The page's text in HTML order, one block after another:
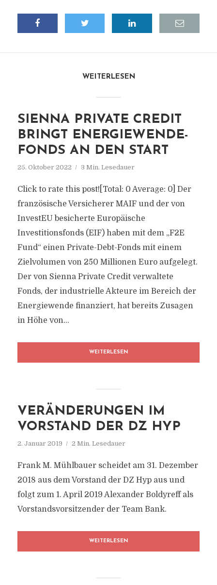
WEITERLESEN
SIENNA PRIVATE CREDIT
BRINGT ENERGIEWENDE-
FONDS AN DEN START
25. Oktober 2022 3 Min. Lesedauer
Click to rate this post![Total: 0 Average: 0] Der
französische Versicherer MAIF und der von
InvestEU besicherte Europäische
Investitionsfonds (EIF) haben mit dem „F2E
Fund“ einen Private-Debt-Fonds mit einem
Zielvolumen von 250 Millionen Euro aufgelegt.
Der von Sienna Private Credit verwaltete
Fonds, der industrielle Akteure im Bereich der
Energiewende finanziert, hat bereits Zusagen
in Höhe von...
WEITERLESEN
VERÄNDERUNGEN IM
VORSTAND DER DZ HYP
2. Januar 2019 2 Min. Lesedauer
Frank M. Mühlbauer scheidet am 31. Dezember
2018 aus dem Vorstand der DZ Hyp aus und
folgt zum 1. April 2019 Alexander Boldyreff als
Vorstandsvorsitzender der Team Bank.
WEITERLESEN